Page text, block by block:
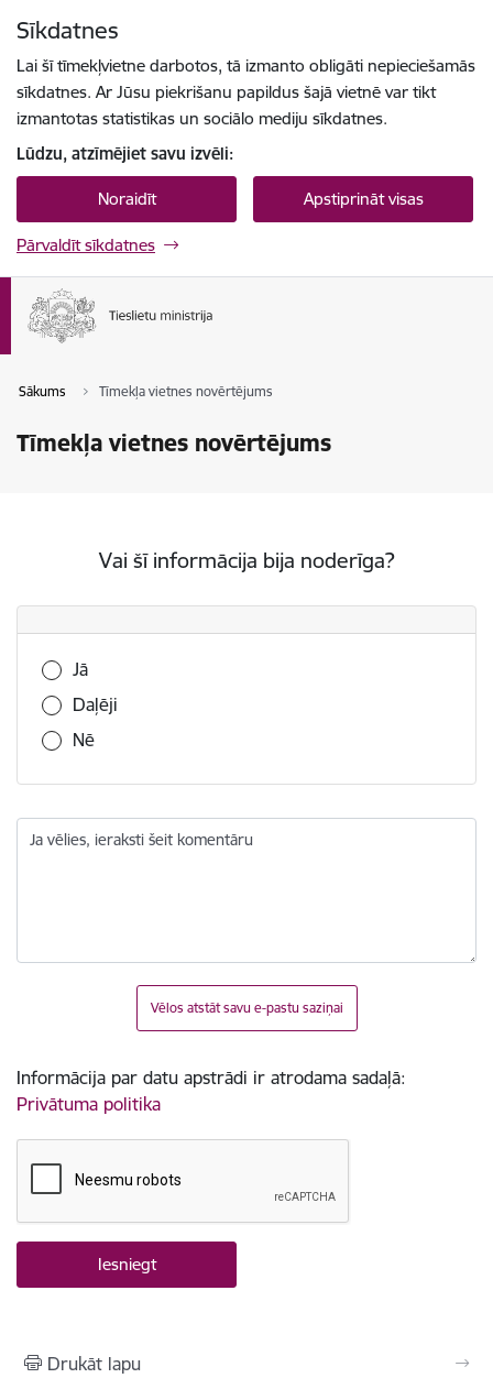
Sīkdatnes
Lai šī tīmekļvietne darbotos, tā izmanto obligāti nepieciešamās
sīkdatnes. Ar Jūsu piekrišanu papildus šajā vietnē var tikt
izmantotas statistikas un sociālo mediju sīkdatnes.
Lūdzu, atzīmējiet savu izvēli:
Noraidīt Apstiprināt visas
Pārvaldīt sīkdatnes
Sākums Tīmekļa vietnes novērtējums
Tīmekļa vietnes novērtējums
Vai šī informācija bija noderīga?
Vai šī informācija bija noderīga?
Jā
Daļēji
Nē
Ja vēlies, ieraksti šeit komentāru
Vēlos atstāt savu e-pastu saziņai
Informācija par datu apstrādi ir atrodama sadaļā:
Privātuma politika
Drukāt lapu